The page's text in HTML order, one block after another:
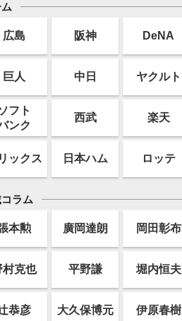
広島 阪神 DeNA
巨人 中日 ヤクルト
フト
ンク
西武 楽天
ックス 日本ハム ロッテ
ラム
本勲 廣岡達朗 岡田彰布
村克也 平野謙 堀内恒夫
恭彦 大久保博元 伊原春樹